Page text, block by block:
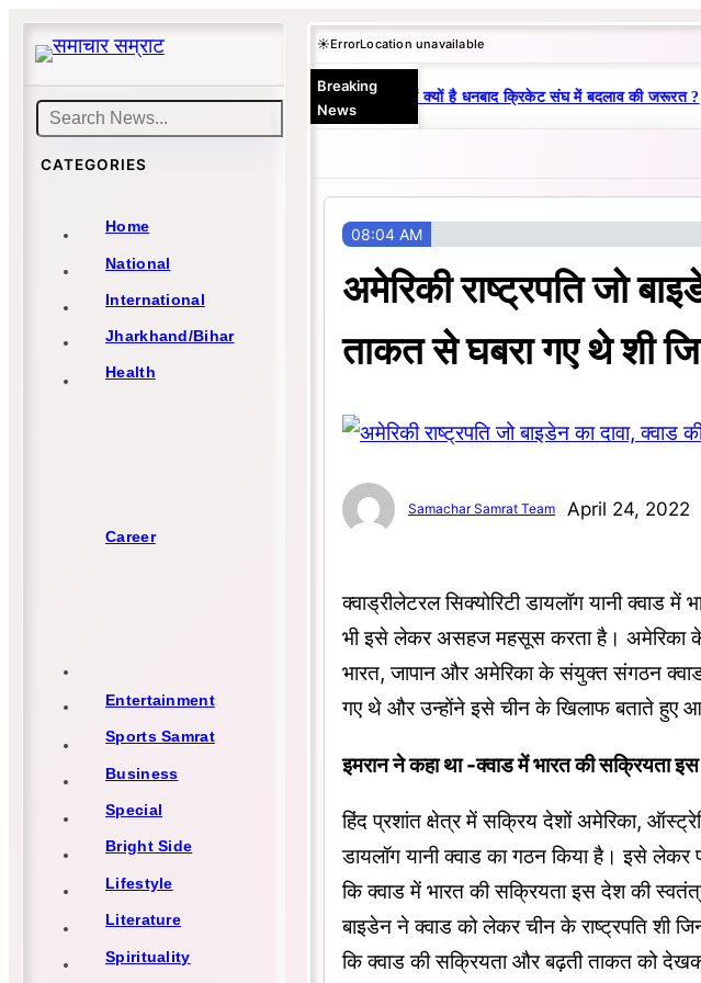
Skip
content
Search
CATEGORIES
Home
National
International
Jharkhand/Bihar
Health
Career
Entertainment
Sports Samrat
Business
Special
Bright Side
Lifestyle
Literature
Spirituality
☀️ErrorLocation unavailable
Breaking
News
25 वर्षों से एकछत्र मनोज-विनय राज : जानें क्यों है धनबाद क्रिकेट संघ में बदलाव की जरूरत ? |
08:04 AM
अमेरिकी राष्ट्रपति जो
ताकत से घबरा गए थे शी
Samachar Samrat Team April 24, 2022
क्वाड्रीलेटरल सिक्योरिटी डायलॉग यानी क्वाड
भी इसे लेकर असहज महसूस करता है। अमेरिका के
भारत, जापान और अमेरिका के संयुक्त संगठन क्वाड
गए थे और उन्होंने इसे चीन के खिलाफ बताते हुए
इमरान ने कहा था -क्वाड में भारत की सक्रियता
हिंद प्रशांत क्षेत्र में सक्रिय देशों अमेरिका,
डायलॉग यानी क्वाड का गठन किया है। इसे लेकर
कि क्वाड में भारत की सक्रियता इस देश की
बाइडेन ने क्वाड को लेकर चीन के राष्ट्रपति शी
कि क्वाड की सक्रियता और बढ़ती ताकत को